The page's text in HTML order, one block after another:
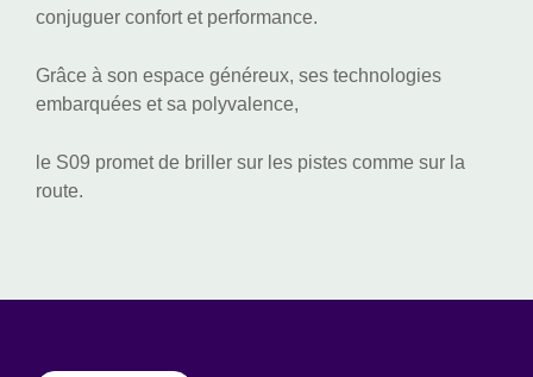
conjuguer confort et performance.
Grâce à son espace généreux, ses technologies
embarquées et sa polyvalence,
le S09 promet de briller sur les pistes comme sur la
route.